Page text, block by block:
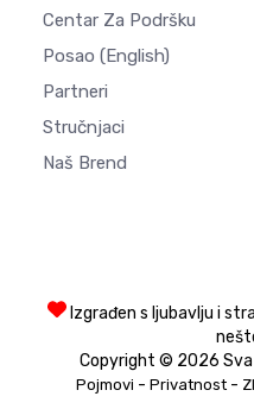
Centar Za Podršku
Posao (English)
Partneri
Stručnjaci
Naš Brend
Izgrađen s ljubavlju i
Copyright © 2026 Sva
Pojmovi - Privatnost -